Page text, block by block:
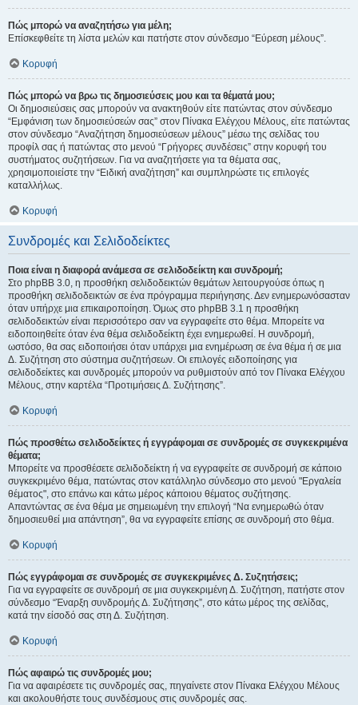
Πώς μπορώ να αναζητήσω για μέλη;
Επίσκεφθείτε τη λίστα μελών και πατήστε στον σύνδεσμο “Εύρεση μέλους”.
Κορυφή
Πώς μπορώ να βρω τις δημοσιεύσεις μου και τα θέματά μου;
Οι δημοσιεύσεις σας μπορούν να ανακτηθούν είτε πατώντας στον σύνδεσμο
“Εμφάνιση των δημοσιεύσεών σας” στον Πίνακα Ελέγχου Μέλους, είτε πατώντας
στον σύνδεσμο “Αναζήτηση δημοσιεύσεων μέλους” μέσω της σελίδας του
προφίλ σας ή πατώντας στο μενού “Γρήγορες συνδέσεις” στην κορυφή του
συστήματος συζητήσεων. Για να αναζητήσετε για τα θέματα σας,
χρησιμοποιείστε την “Ειδική αναζήτηση” και συμπληρώστε τις επιλογές
καταλλήλως.
Κορυφή
Συνδρομές και Σελιδοδείκτες
Ποια είναι η διαφορά ανάμεσα σε σελιδοδείκτη και συνδρομή;
Στο phpBB 3.0, η προσθήκη σελιδοδεικτών θεμάτων λειτουργούσε όπως η
προσθήκη σελιδοδεικτών σε ένα πρόγραμμα περιήγησης. Δεν ενημερωνόσασταν
όταν υπήρχε μια επικαιροποίηση. Όμως στο phpBB 3.1 η προσθήκη
σελιδοδεικτών είναι περισσότερο σαν να εγγραφείτε στο θέμα. Μπορείτε να
ειδοποιηθείτε όταν ένα θέμα σελιδοδείκτη έχει ενημερωθεί. Η συνδρομή,
ωστόσο, θα σας ειδοποιήσει όταν υπάρχει μια ενημέρωση σε ένα θέμα ή σε μια
Δ. Συζήτηση στο σύστημα συζητήσεων. Οι επιλογές ειδοποίησης για
σελιδοδείκτες και συνδρομές μπορούν να ρυθμιστούν από τον Πίνακα Ελέγχου
Μέλους, στην καρτέλα “Προτιμήσεις Δ. Συζήτησης”.
Κορυφή
Πώς προσθέτω σελιδοδείκτες ή εγγράφομαι σε συνδρομές σε συγκεκριμένα
θέματα;
Μπορείτε να προσθέσετε σελιδοδείκτη ή να εγγραφείτε σε συνδρομή σε κάποιο
συγκεκριμένο θέμα, πατώντας στον κατάλληλο σύνδεσμο στο μενού "Εργαλεία
θέματος", στο επάνω και κάτω μέρος κάποιου θέματος συζήτησης.
Απαντώντας σε ένα θέμα με σημειωμένη την επιλογή “Να ενημερωθώ όταν
δημοσιευθεί μια απάντηση”, θα να εγγραφείτε επίσης σε συνδρομή στο θέμα.
Κορυφή
Πώς εγγράφομαι σε συνδρομές σε συγκεκριμένες Δ. Συζητήσεις;
Για να εγγραφείτε σε συνδρομή σε μια συγκεκριμένη Δ. Συζήτηση, πατήστε στον
σύνδεσμο “Έναρξη συνδρομής Δ. Συζήτησης”, στο κάτω μέρος της σελίδας,
κατά την είσοδό σας στη Δ. Συζήτηση.
Κορυφή
Πώς αφαιρώ τις συνδρομές μου;
Για να αφαιρέσετε τις συνδρομές σας, πηγαίνετε στον Πίνακα Ελέγχου Μέλους
και ακολουθήστε τους συνδέσμους στις συνδρομές σας.